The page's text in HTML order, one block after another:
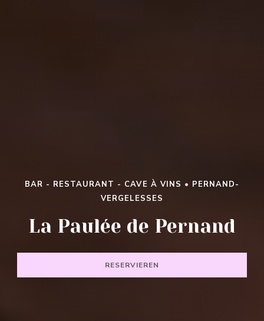
BAR - RESTAURANT - CAVE À VINS • PERNAND-
VERGELESSES
La Paulée de Pernand
RESERVIEREN